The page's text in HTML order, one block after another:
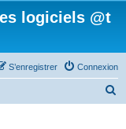
logiciels @t
Connexion
S’enregistrer